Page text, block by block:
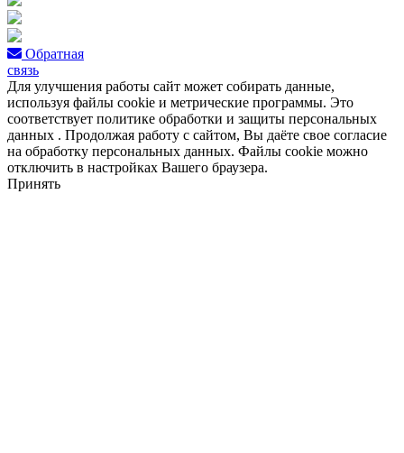
Обратная
связь
Для улучшения работы сайт может собирать данные,
используя файлы cookie и метрические программы. Это
соответствует политике обработки и защиты персональных
данных . Продолжая работу с сайтом, Вы даёте свое согласие
на обработку персональных данных. Файлы cookie можно
отключить в настройках Вашего браузера.
Принять